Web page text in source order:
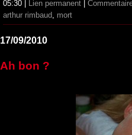
05:30 | Lien permanent |
arthur rimbaud mort
17/09/2010
Ah bon ?